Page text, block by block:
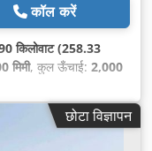
कॉल करें
किलोवाट (258.33
मिमी, कुल ऊँचाई: 2,000
छोटा विज्ञापन